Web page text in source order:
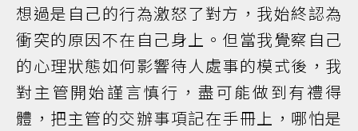
想過是自己的行為激怒了對方，我始終認為
衝突的原因不在自己身上。但當我覺察自己
的心理狀態如何影響待人處事的模式後，我
對主管開始謹言慎行，盡可能做到有禮得
體，把主管的交辦事項記在手冊上，哪怕是